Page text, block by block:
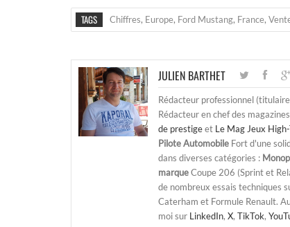
TAGS Chiffres, Europe, Ford Mustang, France,
JULIEN BARTHET
Rédacteur professionnel
Rédacteur en chef des magazines
de prestigeet Le Mag Jeux
Pilote Automobile Fort d'une
dans diverses catégories :
marqueCoupe 206 (Sprint et
de nombreux essais techniques
Caterham et Formule Renault.
moi sur LinkedIn, X, TikTok,